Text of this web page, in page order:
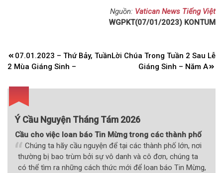
Nguồn: Vatican News Tiếng Việt
WGPKT(07/01/2023) KONTUM
Điều
hướng
viết
07.01.2023 – Thứ Bảy, Tuần
2 Mùa Giáng Sinh –
Lời Chúa Trong Tuần 2 Sau Lễ
Giáng Sinh – Năm A
Ý Cầu Nguyện Tháng Tám 2026
Cầu cho việc loan báo Tin Mừng trong các thành phố
Chúng ta hãy cầu nguyện để tại các thành phố lớn, nơi
thường bị bao trùm bởi sự vô danh và cô đơn, chúng ta
có thể tìm ra những cách thức mới để loan báo Tin Mừng,